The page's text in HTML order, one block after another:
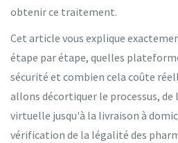
obtenir ce traitement.
Cet article vous explique
étape par étape, quelles
sécurité et combien cela coûte
allons décortiquer le processus,
virtuelle jusqu'à la livraison à
vérification de la légalité des